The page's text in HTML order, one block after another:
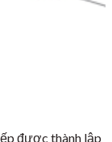
được thành lập